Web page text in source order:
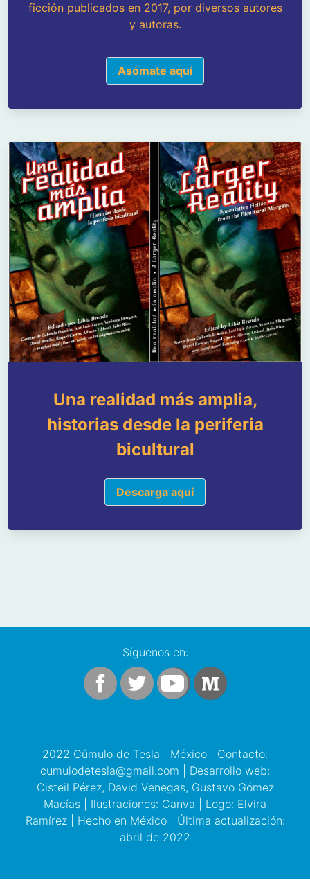
ficción publicados en 2017, por diversos autores
y autoras.
Asómate aquí
Una realidad más amplia,
historias desde la periferia
bicultural
Descarga aquí
Síguenos en:
2022 Cúmulo de Tesla | México | Contacto:
cumulodetesla@gmail.com | Desarrollo web:
Cisteil Pérez, David Venegas, Gustavo Gómez
Macías | Ilustraciones: Canva | Logo: Elvira
Ramírez | Hecho en México | Última actualización:
abril de 2022